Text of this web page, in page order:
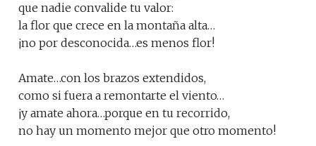
que nadie convalide tu valor:
la flor que crece en la montaña alta…
¡no por desconocida…es menos flor!
Amate…con los brazos extendidos,
como si fuera a remontarte el viento…
¡y amate ahora…porque en tu recorrido,
no hay un momento mejor que otro momento!